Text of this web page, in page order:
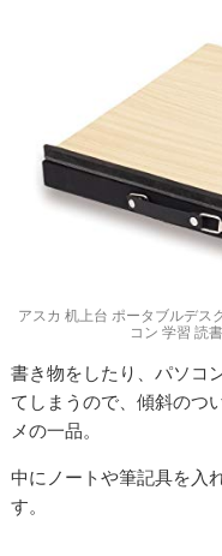
アスカ 机上台 ポータブルデス
コン 学習 読
書き物をしたり、パソコ
てしまうので、傾斜のつ
メの一品。
中にノートや筆記具を入
す。